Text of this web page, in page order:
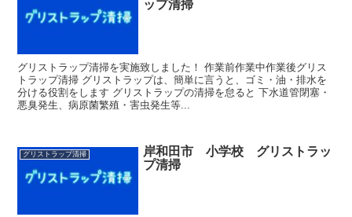
ップ清掃
グリストラップ清掃を実施致しました！ 作業前作業中作業後グリス
トラップ清掃 グリストラップは、簡単に言うと、ゴミ・油・排水を
分ける役割をします グリストラップの清掃を怠ると 下水道管閉塞・
悪臭発生、病原菌繁殖・害虫発生等...
グリストラップ清掃
岸和田市 小学校 グリストラッ
プ清掃